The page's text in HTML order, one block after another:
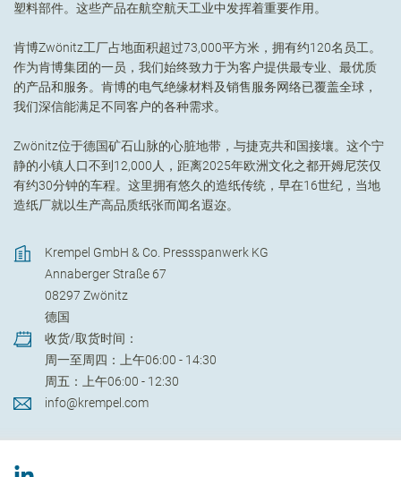
塑料部件。这些产品在航空航天工业中发挥着重要作用。
肯博Zwönitz工厂占地面积超过73,000平方米，拥有约120名员工。
作为肯博集团的一员，我们始终致力于为客户提供最专业、最优质
的产品和服务。肯博的电气绝缘材料及销售服务网络已覆盖全球，
我们深信能满足不同客户的各种需求。
Zwönitz位于德国矿石山脉的心脏地带，与捷克共和国接壤。这个宁
静的小镇人口不到12,000人，距离2025年欧洲文化之都开姆尼茨仅
有约30分钟的车程。这里拥有悠久的造纸传统，早在16世纪，当地
造纸厂就以生产高品质纸张而闻名遐迩。
Krempel GmbH & Co. Pressspanwerk KG
Annaberger Straße 67
08297 Zwönitz
德国
收货/取货时间：
周一至周四：上午06:00 - 14:30
周五：上午06:00 - 12:30
info@krempel.com